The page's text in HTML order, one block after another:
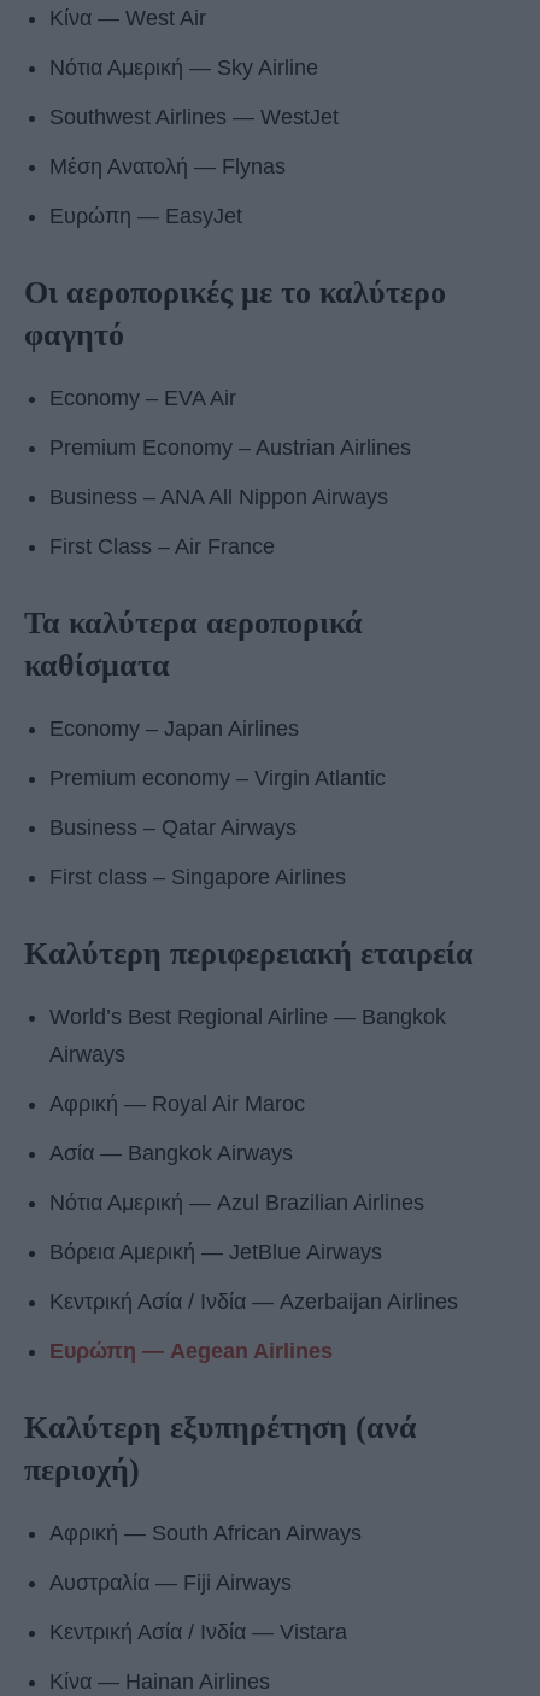
Κίνα ― West Air
Νότια Αμερική ― Sky Airline
Southwest Airlines ― WestJet
Μέση Ανατολή ― Flynas
Ευρώπη ― EasyJet
Οι αεροπορικές με το καλύτερο
φαγητό
Economy – EVA Air
Premium Economy – Austrian Airlines
Business – ANA All Nippon Airways
First Class – Air France
Τα καλύτερα αεροπορικά
καθίσματα
Economy – Japan Airlines
Premium economy – Virgin Atlantic
Business – Qatar Airways
First class – Singapore Airlines
Καλύτερη περιφερειακή εταιρεία
World’s Best Regional Airline ― Bangkok
Airways
Αφρική ― Royal Air Maroc
Ασία ― Bangkok Airways
Νότια Αμερική ― Azul Brazilian Airlines
Βόρεια Αμερική ― JetBlue Airways
Κεντρική Ασία / Ινδία ― Azerbaijan Airlines
Ευρώπη ― Aegean Airlines
Καλύτερη εξυπηρέτηση (ανά
περιοχή)
Αφρική ― South African Airways
Αυστραλία ― Fiji Airways
Κεντρική Ασία / Ινδία ― Vistara
Κίνα ― Hainan Airlines